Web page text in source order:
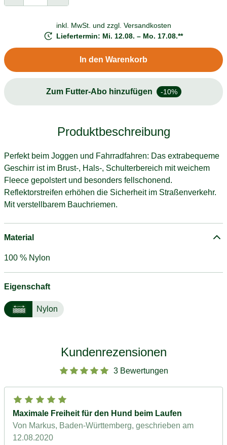
inkl. MwSt. und zzgl. Versandkosten
Liefertermin: Mi. 12.08. – Mo. 17.08.**
In den Warenkorb
Zum Futter-Abo hinzufügen -10%
Produktbeschreibung
Perfekt beim Joggen und Fahrradfahren: Das extrabequeme
Geschirr ist im Brust-, Hals-, Schulterbereich mit weichem
Fleece gepolstert und besonders fellschonend.
Reflektorstreifen erhöhen die Sicherheit im Straßenverkehr.
Mit verstellbarem Bauchriemen.
Material
100 % Nylon
Eigenschaft
Nylon
Kundenrezensionen
3 Bewertungen
Maximale Freiheit für den Hund beim Laufen
Von Markus, Baden-Württemberg, geschrieben am
12.08.2020